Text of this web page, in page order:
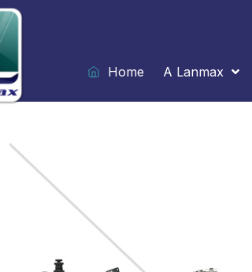
Ir
para
o
conteúdo
Home
A Lanmax